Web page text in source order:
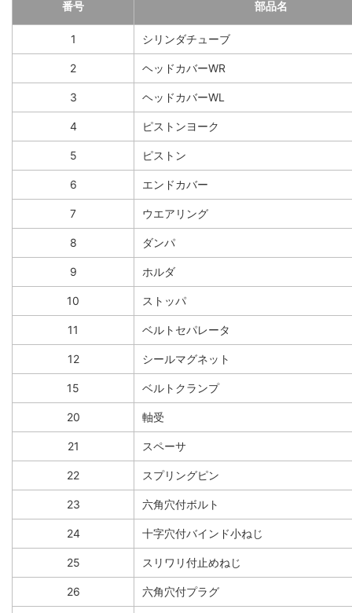
番号 部品名
1 シリンダチューブ
2 ヘッドカバーWR
3 ヘッドカバーWL
4 ピストンヨーク
5 ピストン
6 エンドカバー
7 ウエアリング
8 ダンパ
9 ホルダ
10 ストッパ
11 ベルトセパレータ
12 シールマグネット
15 ベルトクランプ
20 軸受
21 スペーサ
22 スプリングピン
23 六角穴付ボルト
24 十字穴付バインド小ねじ
25 スリワリ付止めねじ
26 六角穴付プラグ